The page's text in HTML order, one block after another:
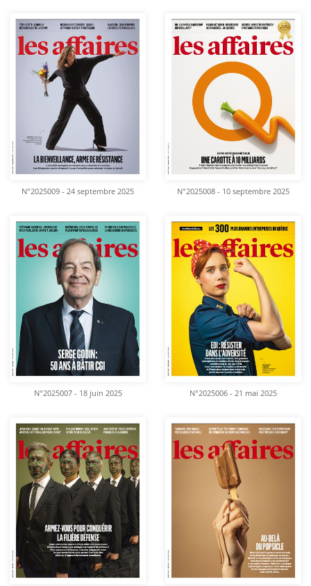
N°2025009 - 24 septembre 2025 N°2025008 - 10 septembre 2025
N°2025007 - 18 juin 2025 N°2025006 - 21 mai 2025